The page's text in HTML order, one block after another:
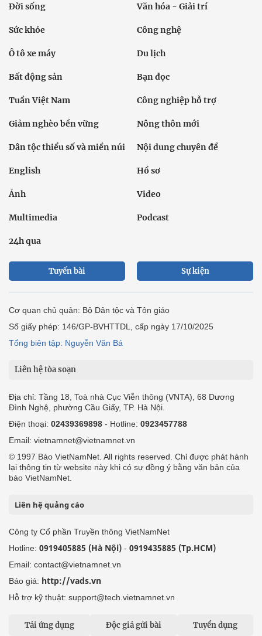
Đời sống Văn hóa - Giải trí
Sức khỏe Công nghệ
Ô tô xe máy Du lịch
Bất động sản Bạn đọc
Tuần Việt Nam Công nghiệp hỗ trợ
Giảm nghèo bền vững Nông thôn mới
Dân tộc thiểu số và miền núi Nội dung chuyên đề
English Hồ sơ
Ảnh Video
Multimedia Podcast
24h qua
Tuyến bài Sự kiện
Cơ quan chủ quản: Bộ Dân tộc và Tôn giáo
Số giấy phép: 146/GP-BVHTTDL, cấp ngày 17/10/2025
Tổng biên tập: Nguyễn Văn Bá
Liên hệ tòa soạn
Địa chỉ: Tầng 18, Toà nhà Cục Viễn thông (VNTA), 68 Dương
Đình Nghệ, phường Cầu Giấy, TP. Hà Nội.
Điện thoại: 02439369898 - Hotline: 0923457788
Email: vietnamnet@vietnamnet.vn
© 1997 Báo VietNamNet. All rights reserved. Chỉ được phát hành
lại thông tin từ website này khi có sự đồng ý bằng văn bản của
báo VietNamNet.
Liên hệ quảng cáo
Công ty Cổ phần Truyền thông VietNamNet
Hotline: 0919405885 (Hà Nội) - 0919435885 (Tp.HCM)
Email: contact@vietnamnet.vn
Báo giá: http://vads.vn
Hỗ trợ kỹ thuật: support@tech.vietnamnet.vn
Tải ứng dụng Độc giả gửi bài Tuyển dụng